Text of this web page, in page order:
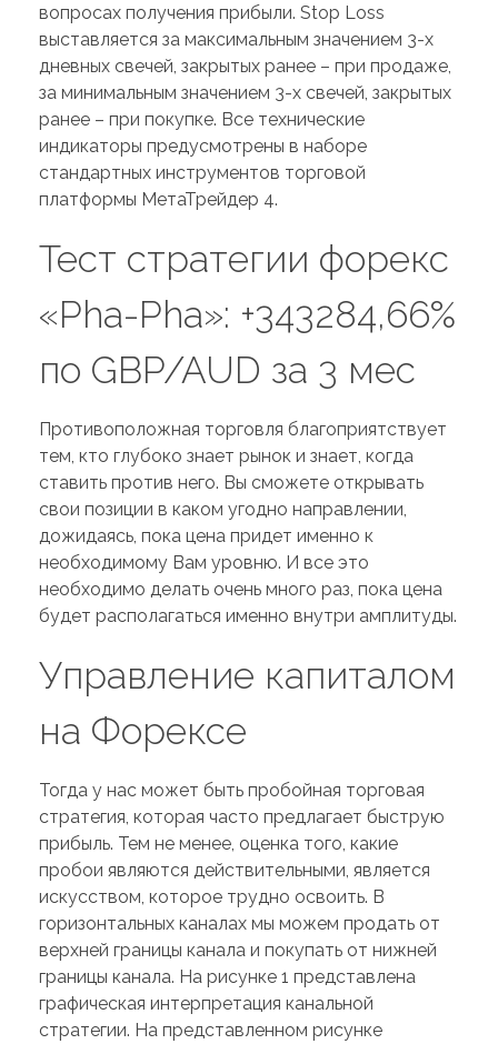
вопросах получения прибыли. Stop Loss
выставляется за максимальным значением 3-х
дневных свечей, закрытых ранее – при продаже,
за минимальным значением 3-х свечей, закрытых
ранее – при покупке. Все технические
индикаторы предусмотрены в наборе
стандартных инструментов торговой
платформы МетаТрейдер 4.
Тест стратегии форекс
«Pha-Pha»: +343284,66%
по GBP/AUD за 3 мес
Противоположная торговля благоприятствует
тем, кто глубоко знает рынок и знает, когда
ставить против него. Вы сможете открывать
свои позиции в каком угодно направлении,
дожидаясь, пока цена придет именно к
необходимому Вам уровню. И все это
необходимо делать очень много раз, пока цена
будет располагаться именно внутри амплитуды.
Управление капиталом
на Форексе
Тогда у нас может быть пробойная торговая
стратегия, которая часто предлагает быструю
прибыль. Тем не менее, оценка того, какие
пробои являются действительными, является
искусством, которое трудно освоить. В
горизонтальных каналах мы можем продать от
верхней границы канала и покупать от нижней
границы канала. На рисунке 1 представлена
графическая интерпретация канальной
стратегии. На представленном рисунке